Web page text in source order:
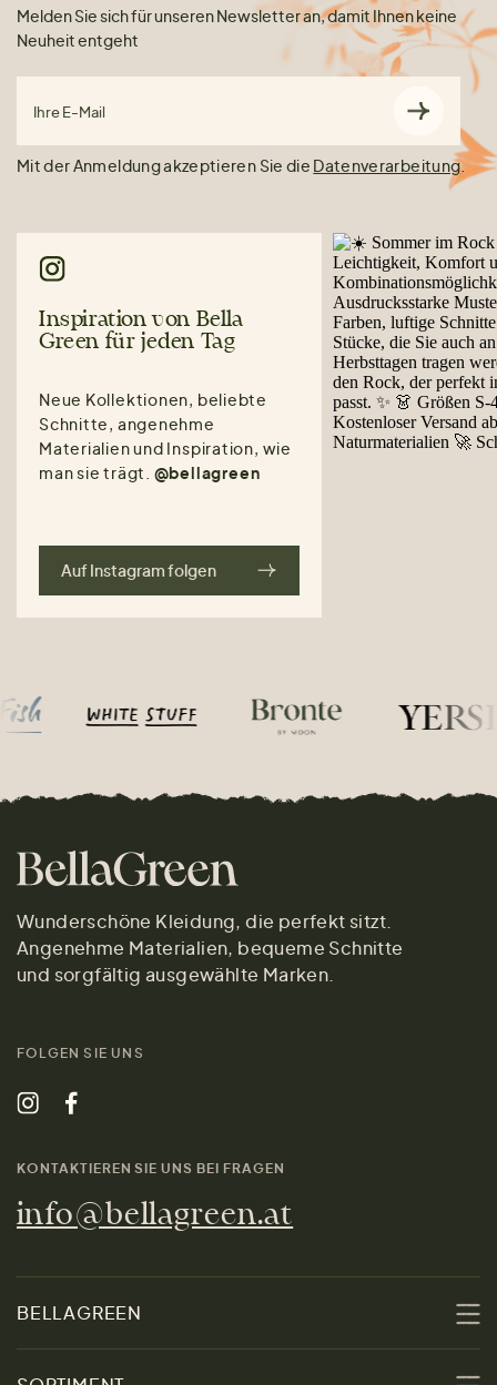
Melden Sie sich für unseren Newsletter an, damit Ihnen keine
Neuheit entgeht
Ihre E-Mail
Mit der Anmeldung akzeptieren Sie die Datenverarbeitung.
Inspiration von Bella
Green für jeden Tag
Neue Kollektionen, beliebte
Schnitte, angenehme
Materialien und Inspiration, wie
man sie trägt. @bellagreen
Auf Instagram folgen
Wunderschöne Kleidung, die perfekt sitzt.
Angenehme Materialien, bequeme Schnitte
und sorgfältig ausgewählte Marken.
FOLGEN SIE UNS
KONTAKTIEREN SIE UNS BEI FRAGEN
info@bellagreen.at
BELLAGREEN
Über uns